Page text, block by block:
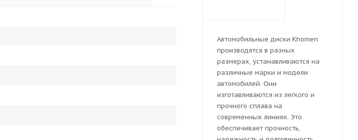
Автомобильные диски Khomen
производятся в разных
размерах, устанавливаются на
различные марки и модели
автомобилей. Они
изготавливаются из легкого и
прочного сплава на
современных линиях. Это
обеспечивает прочность,